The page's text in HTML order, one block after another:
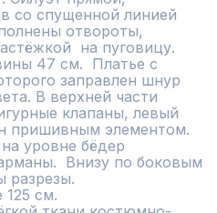
со спущенной линией
отвороты,
на пуговицу.
47 см.  Платье с
заправлен шнур
В верхней части
клапаны, левый
пришивным элементом.
уровне бёдер
Внизу по боковым
разрезы.
125 см.